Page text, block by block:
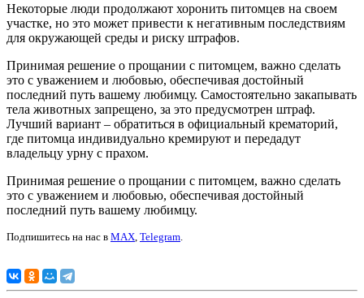
Некоторые люди продолжают хоронить питомцев на своем
участке, но это может привести к негативным последствиям
для окружающей среды и риску штрафов.
Принимая решение о прощании с питомцем, важно сделать
это с уважением и любовью, обеспечивая достойный
последний путь вашему любимцу. Самостоятельно закапывать
тела животных запрещено, за это предусмотрен штраф.
Лучший вариант – обратиться в официальный крематорий,
где питомца индивидуально кремируют и передадут
владельцу урну с прахом.
Принимая решение о прощании с питомцем, важно сделать
это с уважением и любовью, обеспечивая достойный
последний путь вашему любимцу.
Подпишитесь на нас в MAX Telegram